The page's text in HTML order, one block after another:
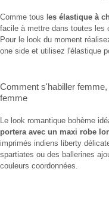
Comme tous l es élastique à
facile à mettre dans toutes les
Pour le look du moment
one side et utilisez l'élastique
Comment s'habiller femme,
femme
Le look romantique bohème
portera avec un maxi robe
imprimés indiens liberty
spartiates ou des ballerines
couleurs coordonnées.